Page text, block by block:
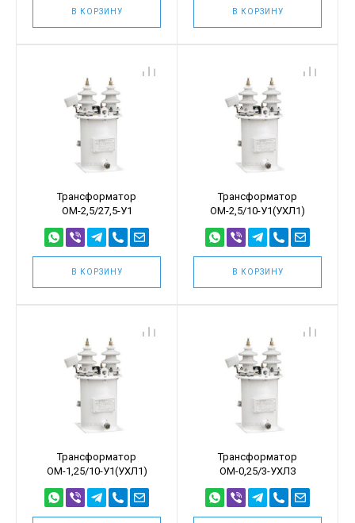
В КОРЗИНУ В КОРЗИНУ
Трансформатор
ОМ-2,5/27,5-У1
В КОРЗИНУ
Трансформатор
ОМ-2,5/10-У1(УХЛ1)
В КОРЗИНУ
Трансформатор
ОМ-1,25/10-У1(УХЛ1)
Трансформатор
ОМ-0,25/3-УХЛЗ